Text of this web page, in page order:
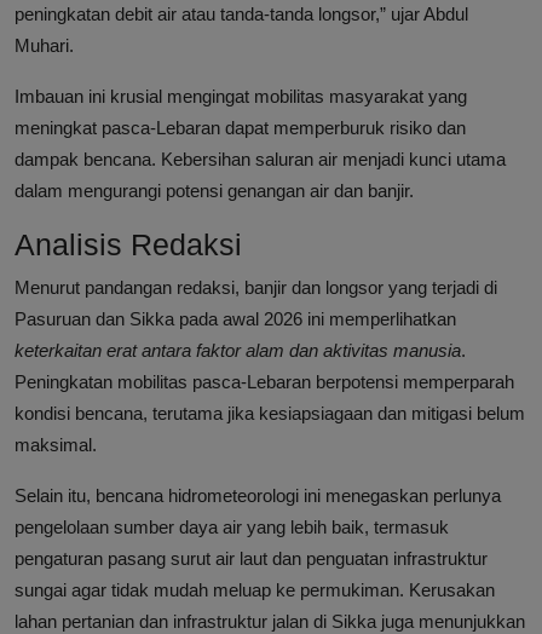
peningkatan debit air atau tanda-tanda longsor,” ujar Abdul
Muhari.
Imbauan ini krusial mengingat mobilitas masyarakat yang
meningkat pasca-Lebaran dapat memperburuk risiko dan
dampak bencana. Kebersihan saluran air menjadi kunci utama
dalam mengurangi potensi genangan air dan banjir.
Analisis Redaksi
Menurut pandangan redaksi, banjir dan longsor yang terjadi di
Pasuruan dan Sikka pada awal 2026 ini memperlihatkan
keterkaitan erat antara faktor alam dan aktivitas manusia.
Peningkatan mobilitas pasca-Lebaran berpotensi memperparah
kondisi bencana, terutama jika kesiapsiagaan dan mitigasi belum
maksimal.
Selain itu, bencana hidrometeorologi ini menegaskan perlunya
pengelolaan sumber daya air yang lebih baik, termasuk
pengaturan pasang surut air laut dan penguatan infrastruktur
sungai agar tidak mudah meluap ke permukiman. Kerusakan
lahan pertanian dan infrastruktur jalan di Sikka juga menunjukkan